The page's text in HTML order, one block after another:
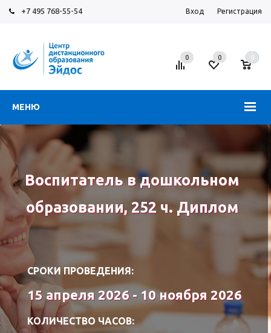
+7 495 768-55-54 Вход Регистрация
МЕНЮ
0 0 0
Воспитатель в дошкольном
образовании, 252 ч. Диплом
СРОКИ ПРОВЕДЕНИЯ:
15 апреля 2026 - 10 ноября 2026
КОЛИЧЕСТВО ЧАСОВ: